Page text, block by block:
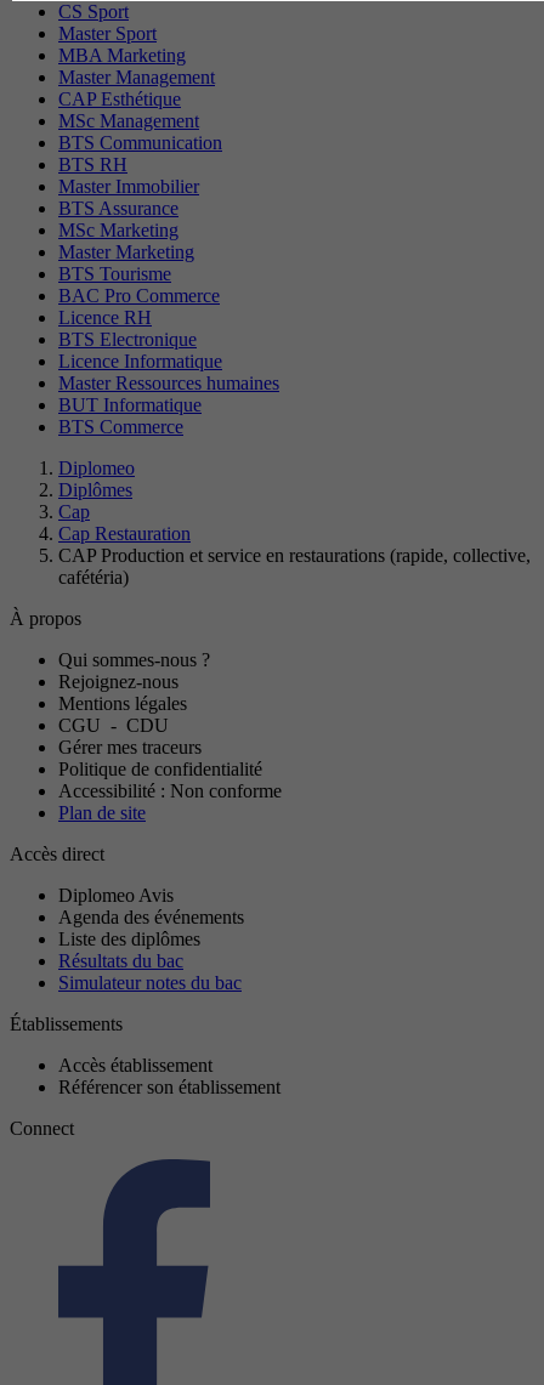
CS Sport
Master Sport
MBA Marketing
Master Management
CAP Esthétique
MSc Management
BTS Communication
BTS RH
Master Immobilier
BTS Assurance
MSc Marketing
Master Marketing
BTS Tourisme
BAC Pro Commerce
Licence RH
BTS Electronique
Licence Informatique
Master Ressources humaines
BUT Informatique
BTS Commerce
Diplomeo
Diplômes
Cap
Cap Restauration
CAP Production et service en restaurations (rapide, collective,
cafétéria)
À propos
Qui sommes-nous ?
Rejoignez-nous
Mentions légales
CGU - CDU
Gérer mes traceurs
Politique de confidentialité
Accessibilité : Non conforme
Plan de site
Accès direct
Diplomeo Avis
Agenda des événements
Liste des diplômes
Résultats du bac
Simulateur notes du bac
Établissements
Accès établissement
Référencer son établissement
Connect